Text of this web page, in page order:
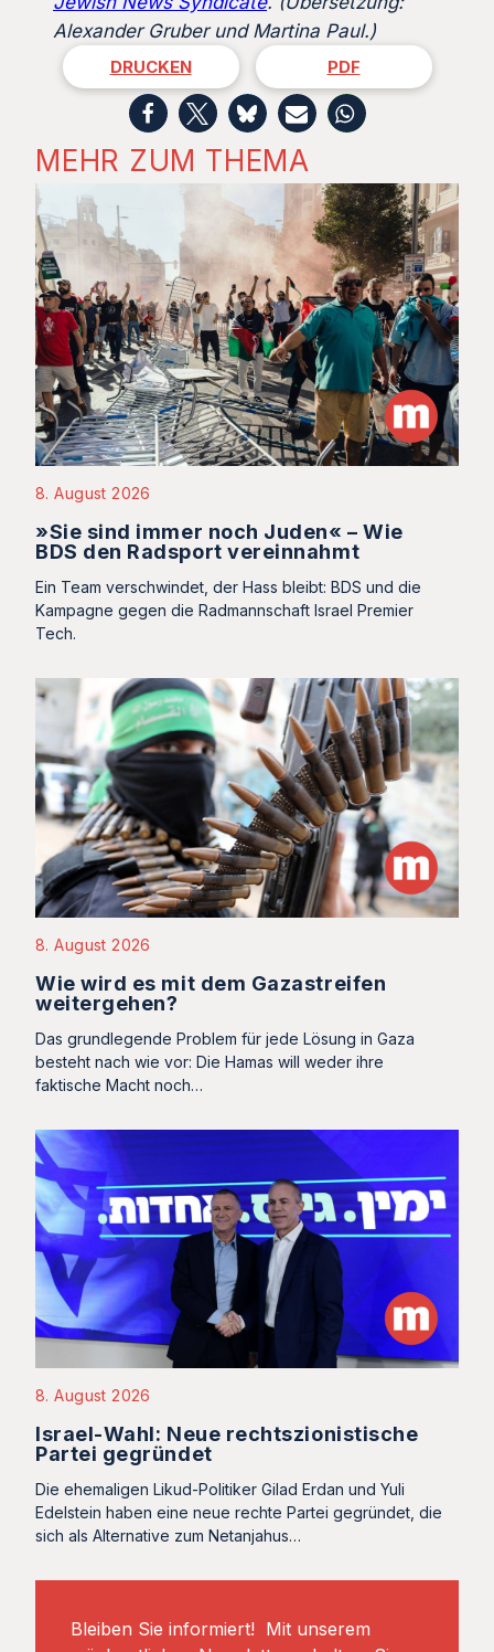
Alexander Gruber und Martina Paul.)
DRUCKEN PDF
MEHR ZUM THEMA
8. August 2026
»Sie sind immer noch Juden« – Wie
BDS den Radsport vereinnahmt
Ein Team verschwindet, der Hass bleibt: BDS und die
Kampagne gegen die Radmannschaft Israel Premier
Tech.
8. August 2026
Wie wird es mit dem Gazastreifen
weitergehen?
Das grundlegende Problem für jede Lösung in Gaza
besteht nach wie vor: Die Hamas will weder ihre
faktische Macht noch…
8. August 2026
Israel-Wahl: Neue rechtszionistische
Partei gegründet
Die ehemaligen Likud-Politiker Gilad Erdan und Yuli
Edelstein haben eine neue rechte Partei gegründet, die
sich als Alternative zum Netanjahus…
Bleiben Sie informiert! Mit unserem